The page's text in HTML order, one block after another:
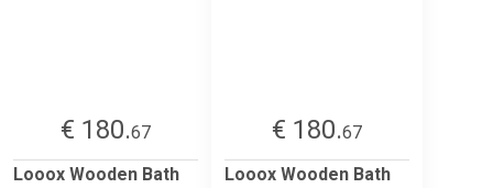
€ 180.67
Looox Wooden Bath
€ 180.67
Looox Wooden Bath